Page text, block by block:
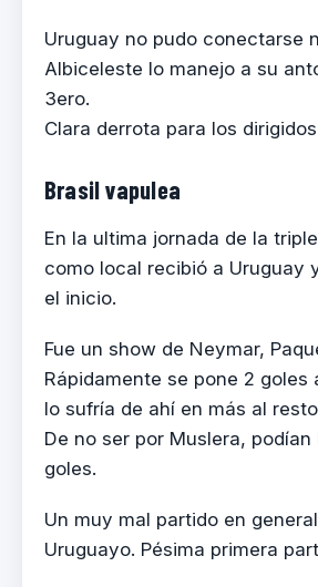
Uruguay no pudo conectarse
Albiceleste lo manejo a su
3ero.
Clara derrota para los
Brasil vapulea
En la ultima jornada de la
como local recibió a Uruguay
el inicio.
Fue un show de Neymar,
Rápidamente se pone 2 goles
lo sufría de ahí en más al
De no ser por Muslera,
goles.
Un muy mal partido en
Uruguayo. Pésima primera